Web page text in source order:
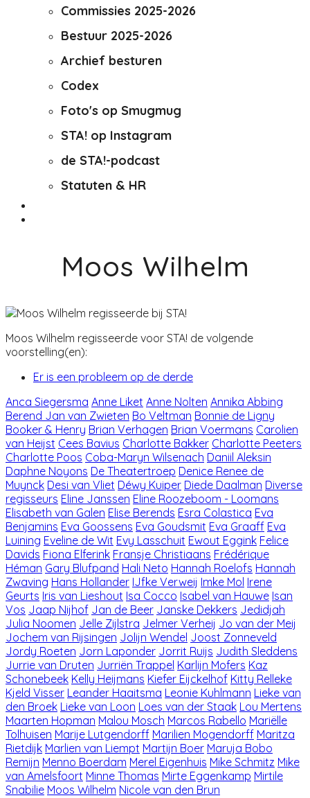
Commissies 2025-2026
Bestuur 2025-2026
Archief besturen
Codex
Foto's op Smugmug
STA! op Instagram
de STA!-podcast
Statuten & HR
Moos Wilhelm
Moos Wilhelm regisseerde voor STA! de volgende
voorstelling(en):
Er is een probleem op de derde
Anca Siegersma Anne Liket Anne Nolten Annika Abbing
Berend Jan van Zwieten Bo Veltman Bonnie de Ligny
Booker & Henry Brian Verhagen Brian Voermans Carolien
van Heijst Cees Bavius Charlotte Bakker Charlotte Peeters
Charlotte Poos Coba-Maryn Wilsenach Daniil Aleksin
Daphne Noyons De Theatertroep Denice Renee de
Muynck Desi van Vliet Déwy Kuiper Diede Daalman Diverse
regisseurs Eline Janssen Eline Roozeboom - Loomans
Elisabeth van Galen Elise Berends Esra Colastica Eva
Benjamins Eva Goossens Eva Goudsmit Eva Graaff Eva
Luining Eveline de Wit Evy Lasschuit Ewout Eggink Felice
Davids Fiona Elferink Fransje Christiaans Frédérique
Héman Gary Blufpand Hali Neto Hannah Roelofs Hannah
Zwaving Hans Hollander IJfke Verweij Imke Mol Irene
Geurts Iris van Lieshout Isa Cocco Isabel van Hauwe Isan
Vos Jaap Nijhof Jan de Beer Janske Dekkers Jedidjah
Julia Noomen Jelle Zijlstra Jelmer Verheij Jo van der Meij
Jochem van Rijsingen Jolijn Wendel Joost Zonneveld
Jordy Roeten Jorn Laponder Jorrit Ruijs Judith Sleddens
Jurrie van Druten Jurriën Trappel Karlijn Mofers Kaz
Schonebeek Kelly Heijmans Kiefer Eijckelhof Kitty Relleke
Kjeld Visser Leander Haaitsma Leonie Kuhlmann Lieke van
den Broek Lieke van Loon Loes van der Staak Lou Mertens
Maarten Hopman Malou Mosch Marcos Rabello Mariëlle
Tolhuisen Marije Lutgendorff Marilien Mogendorff Maritza
Rietdijk Marlien van Liempt Martijn Boer Maruja Bobo
Remijn Menno Boerdam Merel Eigenhuis Mike Schmitz Mike
van Amelsfoort Minne Thomas Mirte Eggenkamp Mirtile
Snabilie Moos Wilhelm Nicole van den Brun